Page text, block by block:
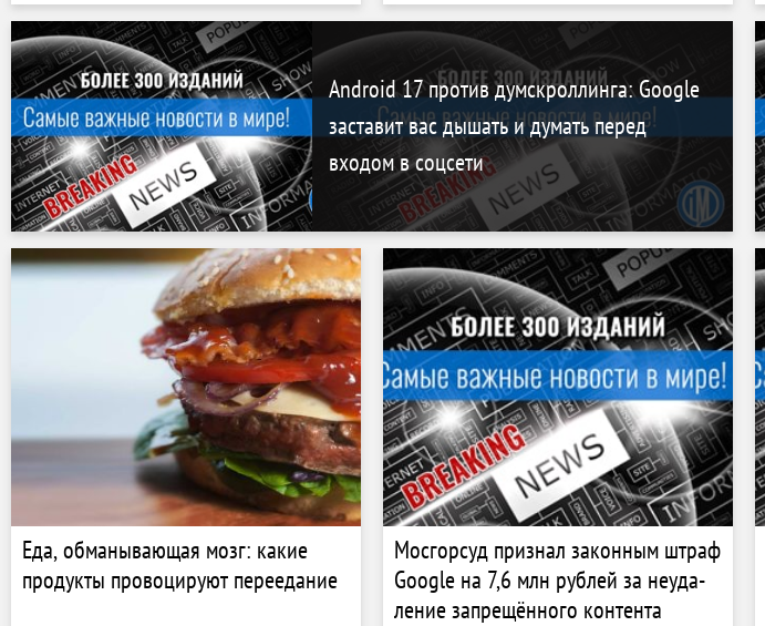
Android 17 против думскроллинга: Google
заставит вас дышать и думать перед
входом в соцсети
Еда, обманывающая мозг: какие
продукты провоцируют переедание
Мос­гор­суд приз­нал за­кон­ным штраф
Google на 7,6 млн рублей за неу­да­
ление зап­ре­щён­но­го кон­тен­та